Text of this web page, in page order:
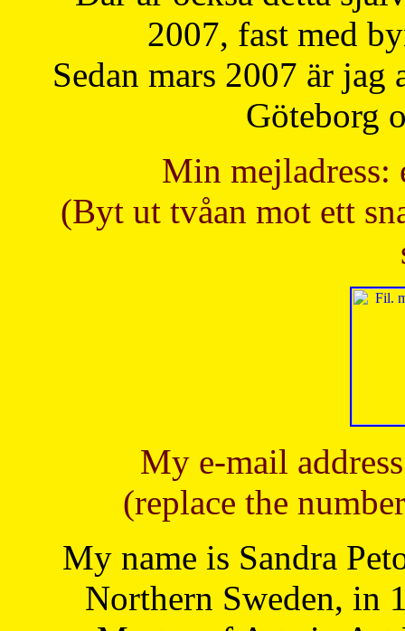
2007, fast med
Sedan mars 2007 är
Göteborg
Min mejladress:
(Byt ut tvåan mot ett
My e-mail
(replace the
My name is Sandra
Northern Sweden, in